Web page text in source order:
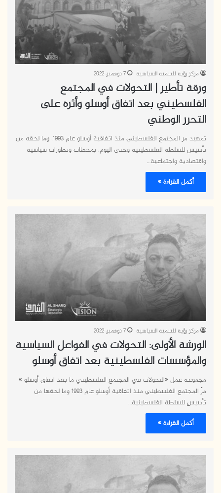
مركز رؤية للتنمية السياسية 7 نوفمبر، 2022
ورقة تأطير | التحولات في المجتمع
الفلسطيني بعد اتفاق أوسلو وأثره على
التحرر الوطني
تمهيد مر المجتمع الفلسطيني منذ اتفاقية أوسلو عام 1993، وما لحقه من
تأسيس للسلطة الفلسطينية وحتى اليوم، بمحطات وتطورات سياسية
واقتصادية واجتماعية…
أكمل القراءة »
مركز رؤية للتنمية السياسية 7 نوفمبر، 2022
الورشة الأولى: التحولات في الفواعل السياسية
والمؤسسات الفلسطينية بعد اتفاق أوسلو
مجموعة عمل «التحولات في المجتمع الفلسطيني ما بعد اتفاق أوسلو »
مرَّ المجتمع الفلسطيني منذ اتفاقية أوسلو عام 1993 وما لحقها من
تأسيسٍ للسلطة الفلسطينية…
أكمل القراءة »